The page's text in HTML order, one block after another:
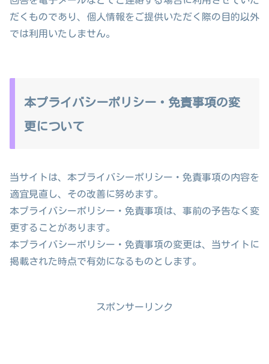
だくものであり、個人情報をご提供いただく際の目的以外
では利用いたしません。
本プライバシーポリシー・免責事項の変
更について
当サイトは、本プライバシーポリシー・免責事項の内容を
適宜見直し、その改善に努めます。
本プライバシーポリシー・免責事項は、事前の予告なく変
更することがあります。
本プライバシーポリシー・免責事項の変更は、当サイトに
掲載された時点で有効になるものとします。
スポンサーリンク